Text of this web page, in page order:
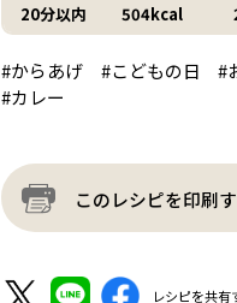
20分以内
504kcal
#からあげ #こどもの日
#
#カレー
このレシピを印刷
レシピを共有